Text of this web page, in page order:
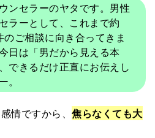
ンセラーのヤタです。男性
ラーとして、これまで約
のご相談に向き合ってきま
日は「男だから見える本
できるだけ正直にお伝えし
。
情ですから、 焦らなくても大